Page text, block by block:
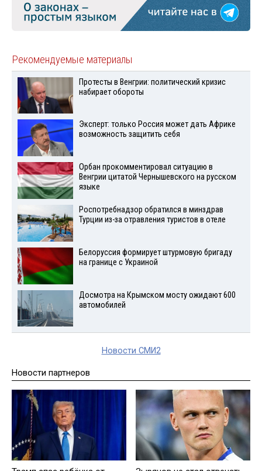
Рекомендуемые материалы
Протесты в Венгрии: политический кризис
набирает обороты
Эксперт: только Россия может дать Африке
возможность защитить себя
Орбан прокомментировал ситуацию в
Венгрии цитатой Чернышевского на русском
языке
Роспотребнадзор обратился в минздрав
Турции из-за отравления туристов в отеле
Белоруссия формирует штурмовую бригаду
на границе с Украиной
Досмотра на Крымском мосту ожидают 600
автомобилей
Новости СМИ2
Новости партнеров